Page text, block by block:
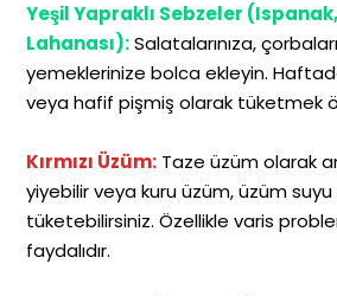
Yeşil Yapraklı Sebzeler
Lahanası):Salatalarınıza,
yemeklerinize bolca ekleyin.
veya hafif pişmiş olarak tüketmek
Kırmızı Üzüm: Taze üzüm olarak
yiyebilir veya kuru üzüm, üzüm
tüketebilirsiniz. Özellikle varis
faydalıdır.